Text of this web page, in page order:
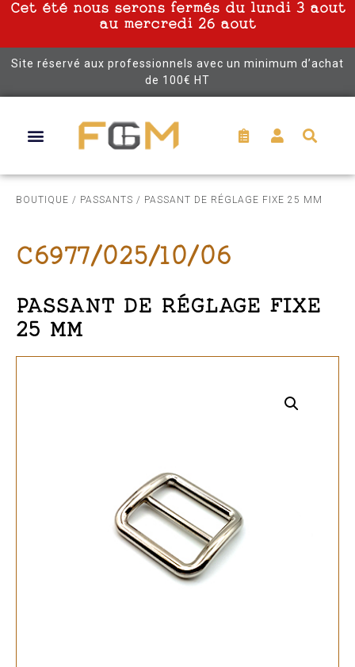
Cet été nous serons fermés du lundi 3 aout
au mercredi 26 aout
Site réservé aux professionnels avec un minimum d’achat
de 100€ HT
BOUTIQUE / PASSANTS / PASSANT DE RÉGLAGE FIXE 25 MM
C6977/025/10/06
PASSANT DE RÉGLAGE FIXE
25 MM